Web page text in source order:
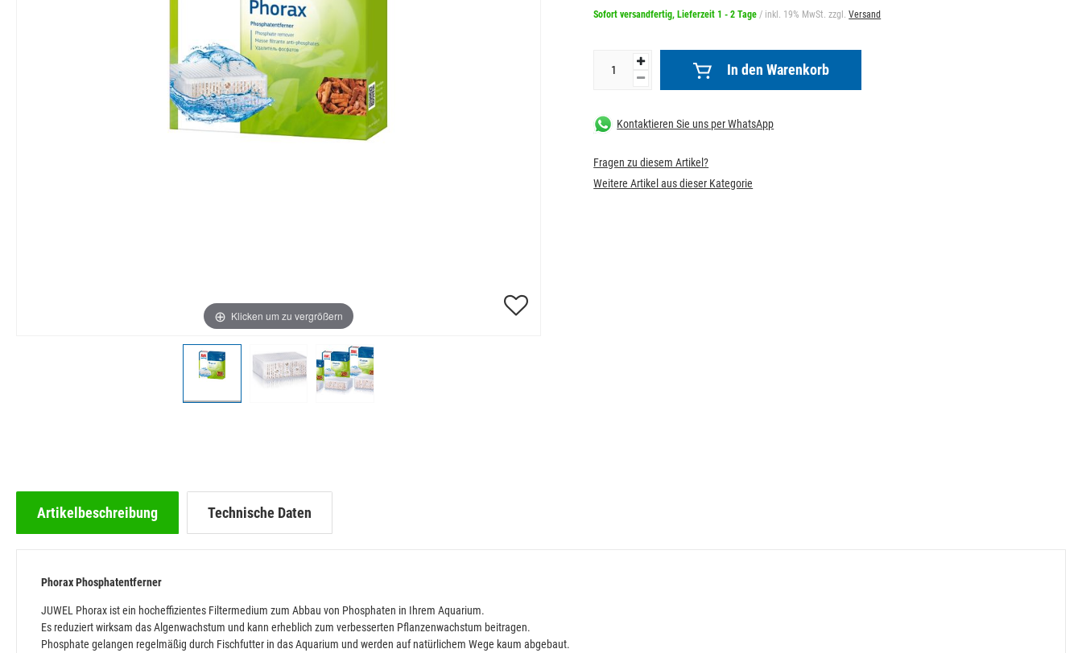
Klicken um zu vergrößern
Sofort versandfertig, Lieferzeit 1 - 2 Tage/ inkl. 19% MwSt. zzgl.Versand
In den Warenkorb
Kontaktieren Sie uns per WhatsApp
Fragen zu diesem Artikel?
Weitere Artikel aus dieser Kategorie
Artikelbeschreibung Technische Daten
Phorax Phosphatentferner
JUWEL Phorax ist ein hocheffizientes Filtermedium zum Abbau von Phosphaten in Ihrem Aquarium.
Es reduziert wirksam das Algenwachstum und kann erheblich zum verbesserten Pflanzenwachstum beitragen.
Phosphate gelangen regelmäßig durch Fischfutter in das Aquarium und werden auf natürlichem Wege kaum abgebaut.